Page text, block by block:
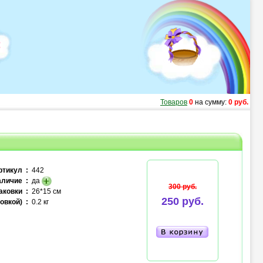
Товаров 0 на сумму: 0 руб.
: 442
: да
: 26*15 см
: 0.2 кг
300 руб.
250 руб.